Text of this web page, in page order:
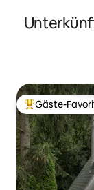
Beliebter
Gäste-